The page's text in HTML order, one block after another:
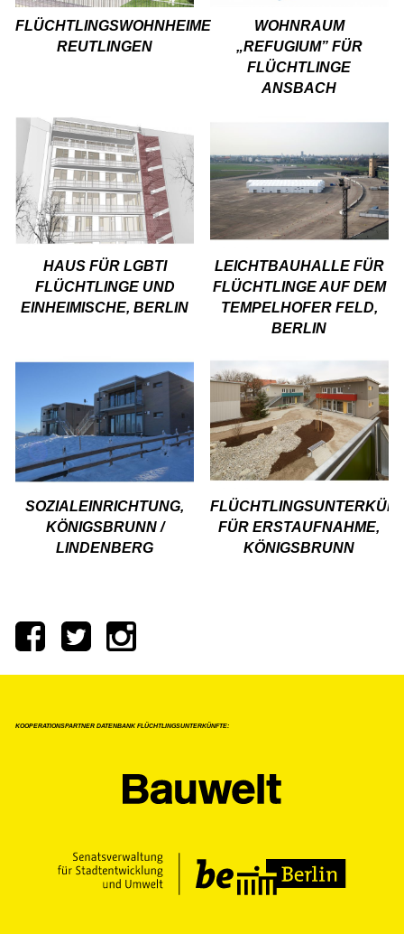
FLÜCHTLINGSWOHNHEIME
REUTLINGEN
WOHNRAUM
„REFUGIUM” FÜR
FLÜCHTLINGE
ANSBACH
HAUS FÜR LGBTI
FLÜCHTLINGE UND
EINHEIMISCHE, BERLIN
LEICHTBAUHALLE FÜR
FLÜCHTLINGE AUF DEM
TEMPELHOFER FELD,
BERLIN
SOZIALEINRICHTUNG,
KÖNIGSBRUNN /
LINDENBERG
FÜR ERSTAUFNAHME,
KÖNIGSBRUNN
FacebookTwitter
KOOPERATIONSPARTNER DATENBANK FLÜCHTLINGSUNTERKÜNFTE